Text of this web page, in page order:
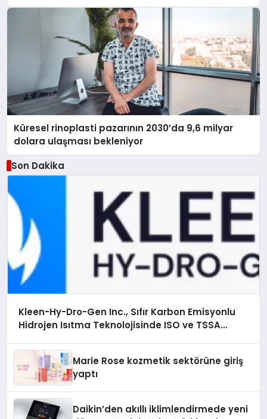
Küresel rinoplasti pazarının 2030’da 9,6 milyar
dolara ulaşması bekleniyor
Son Dakika
Kleen-Hy-Dro-Gen Inc., Sıfır Karbon Emisyonlu
Hidrojen Isıtma Teknolojisinde ISO ve TSSA
Marie Rose kozmetik sektörüne giriş
yaptı
Daikin’den akıllı iklimlendirmede yeni